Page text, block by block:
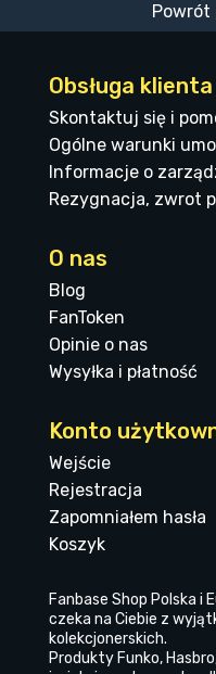
Powrót
Obsługa klienta
Skontaktuj się i
Ogólne warunki
Informacje o
Rezygnacja, zwrot
O nas
Blog
FanToken
Opinie o nas
Wysyłka i płatność
Konto
Wejście
Rejestracja
Zapomniałem hasła
Koszyk
Fanbase Shop Polska i
czeka na Ciebie z
kolekcjonerskich.
Produkty Funko,